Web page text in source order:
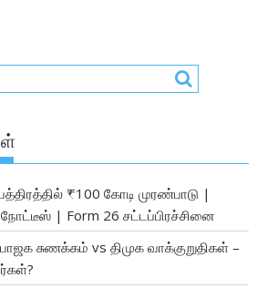
₹100 கோடி முரண்பாடு |
| Form 26 சட்டப்பிரச்சினை
சுணக்கம் vs திமுக வாக்குறுதிகள் –